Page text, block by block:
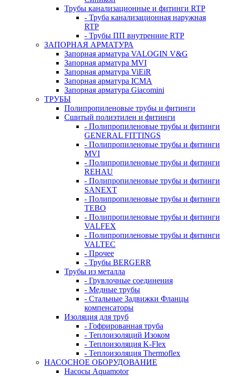
Трубы канализационные и фитинги RTP
- Труба канализационная наружная
RTP
- Трубы ПП внутренние RTP
ЗАПОРНАЯ АРМАТУРА
Запорная арматура VALOGIN V&G
Запорная арматура MVI
Запорная арматура ViEiR
Запорная арматура ICMA
Запорная арматура Giacomini
ТРУБЫ
Полипропиленовые трубы и фитинги
Сшитый полиэтилен и фитинги
- Полипропиленовые трубы и фитинги
GENERAL FITTINGS
- Полипропиленовые трубы и фитинги
MVI
- Полипропиленовые трубы и фитинги
REHAU
- Полипропиленовые трубы и фитинги
SANEXT
- Полипропиленовые трубы и фитинги
TEBO
- Полипропиленовые трубы и фитинги
VALFEX
- Полипропиленовые трубы и фитинги
VALTEC
- Прочее
- Трубы BERGERR
Трубы из металла
- Грувлочные соединения
- Медные трубы
- Стальные Задвижки Фланцы
компенсаторы
Изоляция для труб
- Гофрированная труба
- Теплоизоляций Изоком
- Теплоизоляция K-Flex
- Теплоизоляция Thermoflex
НАСОСНОЕ ОБОРУДОВАНИЕ
Насосы Aquamotor